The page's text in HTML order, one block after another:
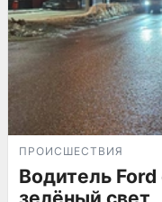
ПРОИСШЕСТВИЯ
Водитель